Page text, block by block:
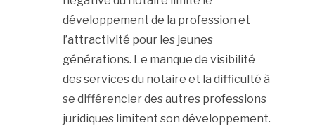
développement de la profession et
l’attractivité pour les jeunes
générations. Le manque de visibilité
des services du notaire et la difficulté à
se différencier des autres professions
juridiques limitent son développement.